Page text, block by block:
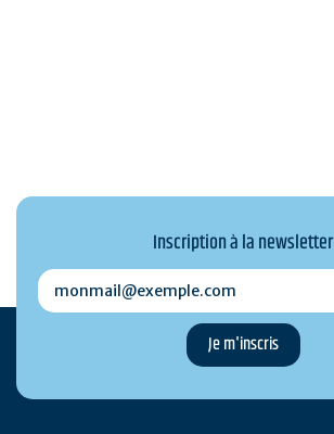
Inscription à la newsletter
monmail@exemple.com